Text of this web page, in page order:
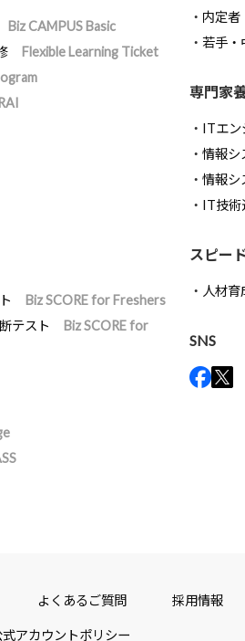
Biz CAMPUS Basic
Flexible Learning Ticket
Biz SCORE for Freshers
テスト
Biz SCORE for
内定者
若手・
専門家
ITエン
情報シ
情報シ
IT技術
スピー
人材
SNS
よくあるご質問 採用情報
アカウントポリシー